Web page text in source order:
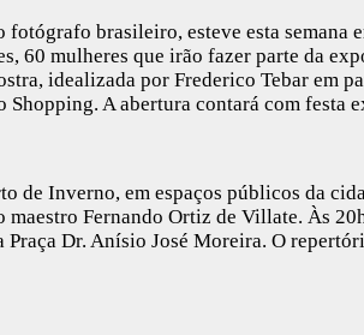
fotógrafo brasileiro, esteve esta semana
60 mulheres que irão fazer parte da
idealizada por Frederico Tebar em
A abertura contará com festa
de Inverno, em espaços públicos da
maestro Fernando Ortiz de Villate. Às
Praça Dr. Anísio José Moreira. O